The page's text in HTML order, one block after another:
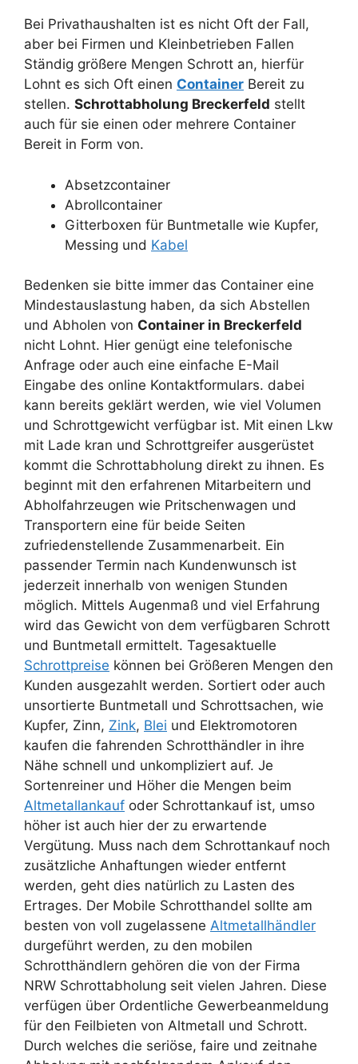
Bei Privathaushalten ist es nicht Oft der Fall,
aber bei Firmen und Kleinbetrieben Fallen
Ständig größere Mengen Schrott an, hierfür
Lohnt es sich Oft einen Container Bereit zu
stellen. Schrottabholung Breckerfeld stellt
auch für sie einen oder mehrere Container
Bereit in Form von.
Absetzcontainer
Abrollcontainer
Gitterboxen für Buntmetalle wie Kupfer,
Messing und Kabel
Bedenken sie bitte immer das Container eine
Mindestauslastung haben, da sich Abstellen
und Abholen von Container in Breckerfeld
nicht Lohnt. Hier genügt eine telefonische
Anfrage oder auch eine einfache E-Mail
Eingabe des online Kontaktformulars. dabei
kann bereits geklärt werden, wie viel Volumen
und Schrottgewicht verfügbar ist. Mit einen Lkw
mit Lade kran und Schrottgreifer ausgerüstet
kommt die Schrottabholung direkt zu ihnen. Es
beginnt mit den erfahrenen Mitarbeitern und
Abholfahrzeugen wie Pritschenwagen und
Transportern eine für beide Seiten
zufriedenstellende Zusammenarbeit. Ein
passender Termin nach Kundenwunsch ist
jederzeit innerhalb von wenigen Stunden
möglich. Mittels Augenmaß und viel Erfahrung
wird das Gewicht von dem verfügbaren Schrott
und Buntmetall ermittelt. Tagesaktuelle
Schrottpreise können bei Größeren Mengen den
Kunden ausgezahlt werden. Sortiert oder auch
unsortierte Buntmetall und Schrottsachen, wie
Kupfer, Zinn, Zink, Blei und Elektromotoren
kaufen die fahrenden Schrotthändler in ihre
Nähe schnell und unkompliziert auf. Je
Sortenreiner und Höher die Mengen beim
Altmetallankauf oder Schrottankauf ist, umso
höher ist auch hier der zu erwartende
Vergütung. Muss nach dem Schrottankauf noch
zusätzliche Anhaftungen wieder entfernt
werden, geht dies natürlich zu Lasten des
Ertrages. Der Mobile Schrotthandel sollte am
besten von voll zugelassene Altmetallhändler
durgeführt werden, zu den mobilen
Schrotthändlern gehören die von der Firma
NRW Schrottabholung seit vielen Jahren. Diese
verfügen über Ordentliche Gewerbeanmeldung
für den Feilbieten von Altmetall und Schrott.
Durch welches die seriöse, faire und zeitnahe